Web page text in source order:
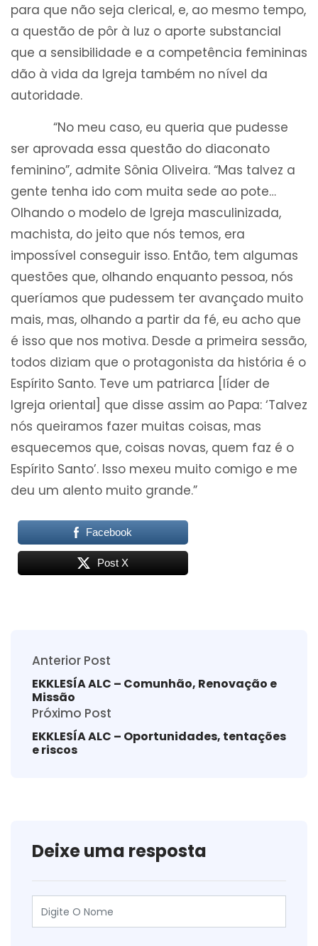
para que não seja clerical, e, ao mesmo tempo,
a questão de pôr à luz o aporte substancial
que a sensibilidade e a competência femininas
dão à vida da Igreja também no nível da
autoridade.
“No meu caso, eu queria que pudesse
ser aprovada essa questão do diaconato
feminino”, admite Sônia Oliveira. “Mas talvez a
gente tenha ido com muita sede ao pote…
Olhando o modelo de Igreja masculinizada,
machista, do jeito que nós temos, era
impossível conseguir isso. Então, tem algumas
questões que, olhando enquanto pessoa, nós
queríamos que pudessem ter avançado muito
mais, mas, olhando a partir da fé, eu acho que
é isso que nos motiva. Desde a primeira sessão,
todos diziam que o protagonista da história é o
Espírito Santo. Teve um patriarca [líder de
Igreja oriental] que disse assim ao Papa: ‘Talvez
nós queiramos fazer muitas coisas, mas
esquecemos que, coisas novas, quem faz é o
Espírito Santo’. Isso mexeu muito comigo e me
deu um alento muito grande.”
Facebook
Post X
Anterior Post
EKKLESÍA ALC – Comunhão, Renovação e
Missão
Próximo Post
EKKLESÍA ALC – Oportunidades, tentações
e riscos
Deixe uma resposta